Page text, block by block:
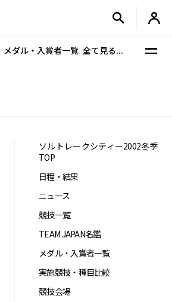
メダル・入賞者一覧 全て見る...
ソルトレークシティー2002冬季
TOP
日程・結果
ニュース
競技一覧
TEAM JAPAN名鑑
メダル・入賞者一覧
実施競技・種目比較
競技会場